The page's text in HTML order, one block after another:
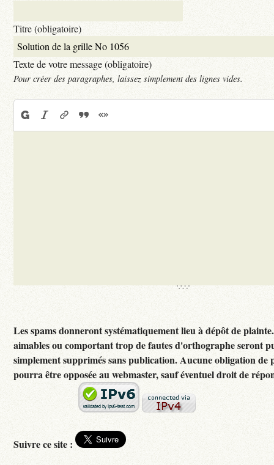
Titre (obligatoire)
Texte de votre message (obligatoire)
Pour créer des paragraphes, laissez simplement des lignes vides.
Les spams donneront systématiquement lieu à dépôt de
aimables ou comportant trop de fautes d'orthographe seront
simplement supprimés sans publication. Aucune obligation de
pourra être opposée au webmaster, sauf éventuel droit de
Suivre ce site :